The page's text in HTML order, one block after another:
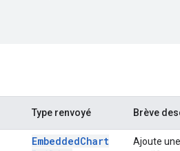
Type renvoyé Brève
EmbeddedChart
Ajoute